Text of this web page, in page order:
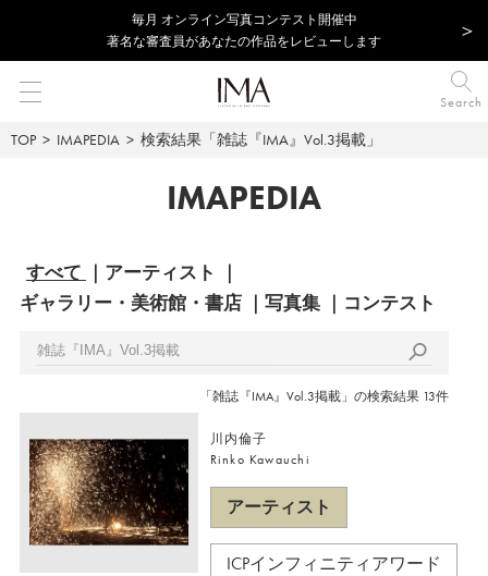
毎⽉ オンライン写真コンテスト開催中
著名な審査員があなたの作品をレビューします
Search
TOP IMAPEDIA 検索結果「雑誌『IMA』Vol.3掲載」
IMAPEDIA
すべて
アーティスト
ギャラリー・美術館・書店
写真集 コンテスト
「雑誌『IMA』Vol.3掲載」の検索結果 13件
川内倫子
Rinko Kawauchi
アーティスト
ICPインフィニティアワード